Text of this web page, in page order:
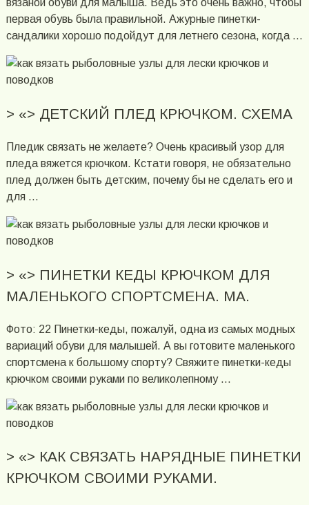
вязаной обуви для малыша. Ведь это очень важно, чтобы
первая обувь была правильной. Ажурные пинетки-
сандалики хорошо подойдут для летнего сезона, когда …
> «> ДЕТСКИЙ ПЛЕД КРЮЧКОМ. СХЕМА
Пледик связать не желаете? Очень красивый узор для
пледа вяжется крючком. Кстати говоря, не обязательно
плед должен быть детским, почему бы не сделать его и
для …
> «> ПИНЕТКИ КЕДЫ КРЮЧКОМ ДЛЯ
МАЛЕНЬКОГО СПОРТСМЕНА. МА.
Фото: 22 Пинетки-кеды, пожалуй, одна из самых модных
вариаций обуви для малышей. А вы готовите маленького
спортсмена к большому спорту? Свяжите пинетки-кеды
крючком своими руками по великолепному …
> «> КАК СВЯЗАТЬ НАРЯДНЫЕ ПИНЕТКИ
КРЮЧКОМ СВОИМИ РУКАМИ.